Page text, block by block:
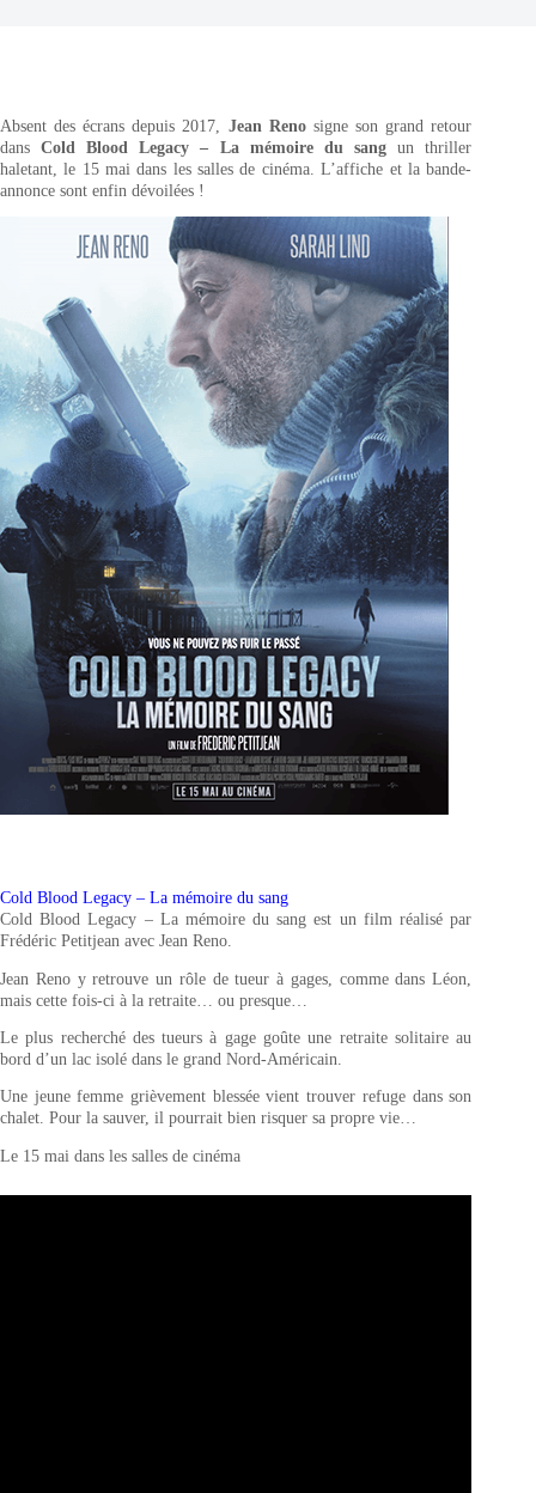
Absent des écrans depuis 2017, Jean Renosigne son grand retour
dansCold Blood Legacy – La mémoire du sang un thriller
haletant, le 15 mai dans les salles de cinéma. L’affiche et la bande-
annonce sont enfin dévoilées !
Cold Blood Legacy – La mémoire du sang
Cold Blood Legacy – La mémoire du sang est un film réalisé par
Frédéric Petitjean avec Jean Reno.
Jean Reno y retrouve un rôle de tueur à gages, comme dans Léon,
mais cette fois-ci à la retraite… ou presque…
Le plus recherché des tueurs à gage goûte une retraite solitaire au
bord d’un lac isolé dans le grand Nord-Américain.
Une jeune femme grièvement blessée vient trouver refuge dans son
chalet. Pour la sauver, il pourrait bien risquer sa propre vie…
Le 15 mai dans les salles de cinéma